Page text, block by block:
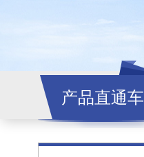
产品直通车